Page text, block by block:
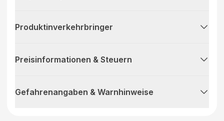
Produktinverkehrbringer
Preisinformationen & Steuern
Gefahrenangaben & Warnhinweise